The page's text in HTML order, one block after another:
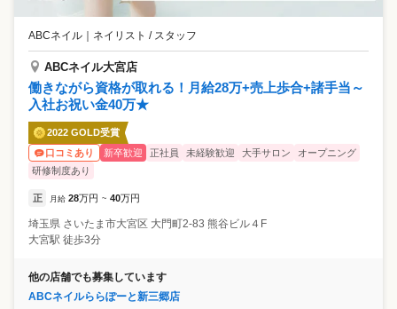
ABCネイル ネイリスト / スタッフ
ABCネイル大宮店
働きながら資格が取れる！月給28万+売上歩合+諸手当～
入社お祝い金40万★
2022 GOLD受賞
口コミあり
新卒歓迎 正社員 未経験歓迎 大手サロン
オープニング
研修制度あり
正 月給 28万円 ~ 40万円
埼玉県 さいたま市大宮区 大門町2-83 熊谷ビル４F
大宮駅 徒歩3分
他の店舗でも募集しています
ABCネイルららぽーと新三郷店